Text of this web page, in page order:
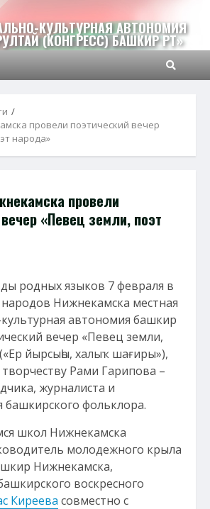
КУЛЬТУРНАЯ АВТОНОМИЯ
(КОНГРЕСС) БАШКИР РТ»
провели поэтический вечер
народа»
провели
«Певец земли, поэт
родных языков 7 февраля в
Нижнекамска местная
автономия башкир
вечер «Певец земли,
йырсыһы, халыҡ шағиры»),
Рами Гарипова –
журналиста и
башкирского фольклора.
школ Нижнекамска
молодежного крыла
Нижнекамска,
воскресного
Киреева совместно с